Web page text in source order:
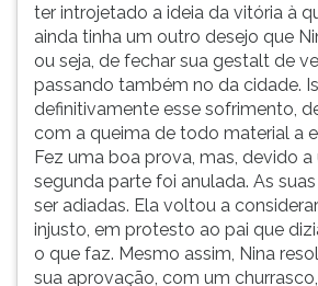
ter introjetado a ideia da vitória à
ainda tinha um outro desejo que
ou seja, de fechar sua gestalt de
passando também no da cidade.
definitivamente esse sofrimento,
com a queima de todo material a
Fez uma boa prova, mas, devido a
segunda parte foi anulada. As
ser adiadas. Ela voltou a
injusto, em protesto ao pai que
o que faz. Mesmo assim, Nina
sua aprovação, com um